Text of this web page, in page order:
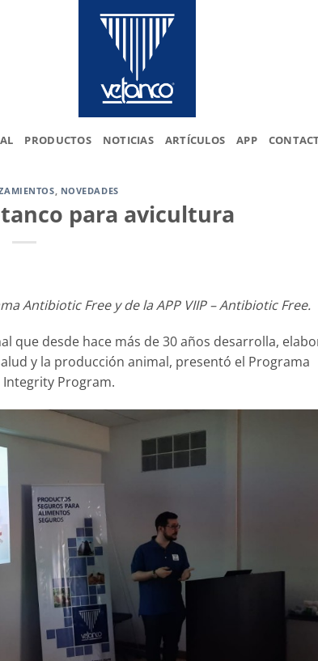
PRODUCTOS NOTICIAS ARTÍCULOS APP
, NOVEDADES
para avicultura
Antibiotic Free y de la APP VIIP – Antibiotic Free.
desde hace más de 30 años desarrolla,
y la producción animal, presentó el Programa
Integrity Program.